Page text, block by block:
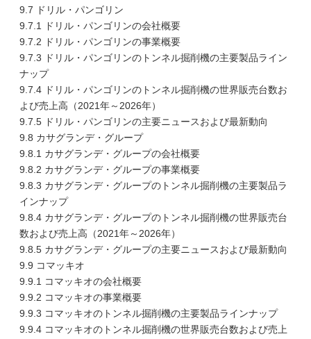
9.7 ドリル・パンゴリン
9.7.1 ドリル・パンゴリンの会社概要
9.7.2 ドリル・パンゴリンの事業概要
9.7.3 ドリル・パンゴリンのトンネル掘削機の主要製品ライン
ナップ
9.7.4 ドリル・パンゴリンのトンネル掘削機の世界販売台数お
よび売上高（2021年～2026年）
9.7.5 ドリル・パンゴリンの主要ニュースおよび最新動向
9.8 カサグランデ・グループ
9.8.1 カサグランデ・グループの会社概要
9.8.2 カサグランデ・グループの事業概要
9.8.3 カサグランデ・グループのトンネル掘削機の主要製品ラ
インナップ
9.8.4 カサグランデ・グループのトンネル掘削機の世界販売台
数および売上高（2021年～2026年）
9.8.5 カサグランデ・グループの主要ニュースおよび最新動向
9.9 コマッキオ
9.9.1 コマッキオの会社概要
9.9.2 コマッキオの事業概要
9.9.3 コマッキオのトンネル掘削機の主要製品ラインナップ
9.9.4 コマッキオのトンネル掘削機の世界販売台数および売上